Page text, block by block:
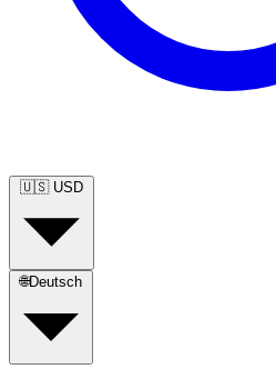
🇺🇸 USD
🌐Deutsch